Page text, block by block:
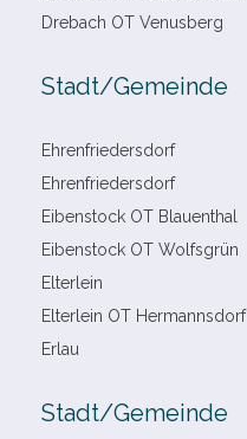
Drebach OT Venusberg
Stadt/​Gemeinde
Ehrenfriedersdorf
Ehrenfriedersdorf
Eibenstock OT Blauenthal
Eibenstock OT Wolfsgrün
Elterlein
Elterlein OT Hermannsdorf
Erlau
Stadt/​Gemeinde